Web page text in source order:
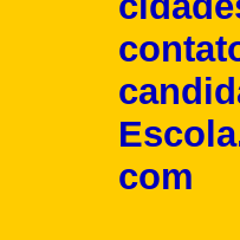
com